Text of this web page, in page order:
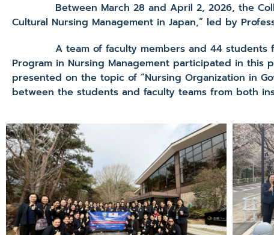
Between March 28 and April 2, 2026, the
Cultural Nursing Management in Japan,” led by
A team of faculty members and 44 students
Program in Nursing Management participated in this
presented on the topic of “Nursing Organization in
between the students and faculty teams from both